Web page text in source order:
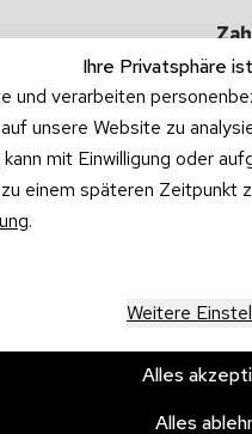
Ihre Privatsphäre
und verarbeiten
unsere Website zu
mit Einwilligung oder
einem späteren Zeitpunkt
.
Weitere
Alles
Alles